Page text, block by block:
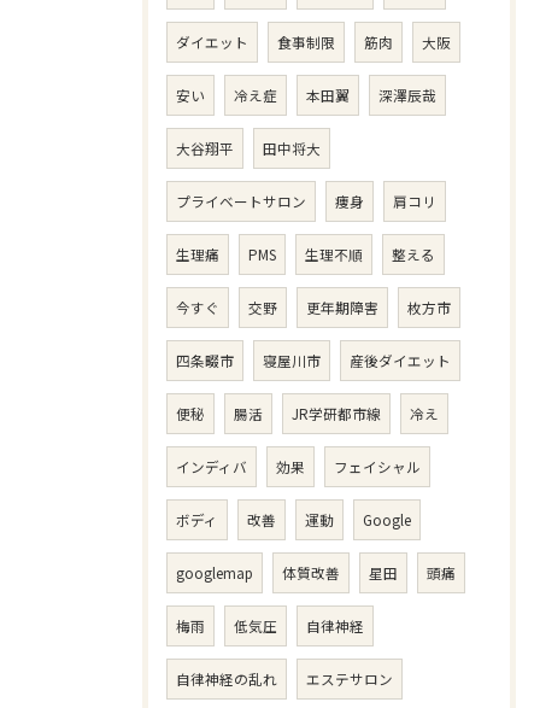
ダイエット 食事制限 筋肉 大阪
安い 冷え症 本田翼 深澤辰哉
大谷翔平 田中将大
プライベートサロン 痩身 肩コリ
生理痛 PMS 生理不順 整える
今すぐ 交野 更年期障害 枚方市
四条畷市 寝屋川市 産後ダイエット
便秘 腸活 JR学研都市線 冷え
インディバ 効果 フェイシャル
ボディ 改善 運動 Google
googlemap 体質改善 星田 頭痛
梅雨 低気圧 自律神経
自律神経の乱れ エステサロン